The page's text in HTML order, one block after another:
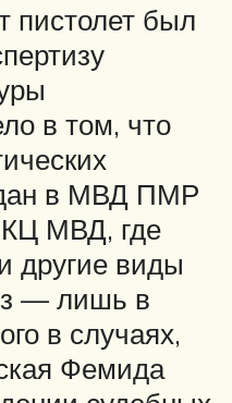
пистолет был
в том, что
в МВД ПМР
МВД, где
другие виды
— лишь в
в случаях,
Фемида